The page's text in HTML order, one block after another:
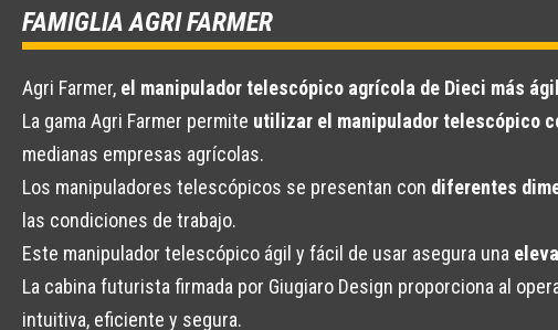
FAMIGLIA AGRI FARMER
Agri Farmer, el manipulador telescópico agrícola de Dieci más ágil
La gama Agri Farmer permite utilizar el manipulador telescópico
medianas empresas agrícolas.
Los manipuladores telescópicos se presentan con diferentes
las condiciones de trabajo.
Este manipulador telescópico ágil y fácil de usar asegura una
La cabina futurista firmada por Giugiaro Design proporciona al
intuitiva, eficiente y segura.